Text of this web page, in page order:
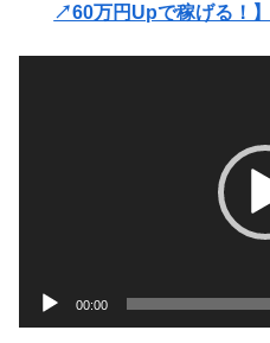
↗60万円Upで稼げる！】
00:00